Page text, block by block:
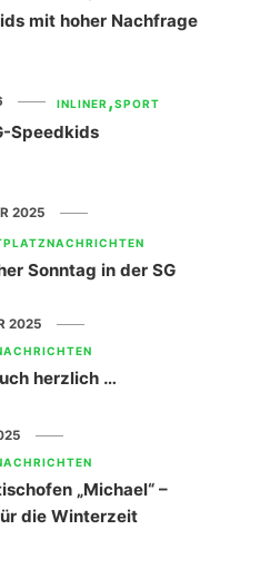
mit hoher Nachfrage
INLINER SPORT
Speedkids
Sonntag in der SG
2025
herzlich …
2025
„Michael“ –
die Winterzeit